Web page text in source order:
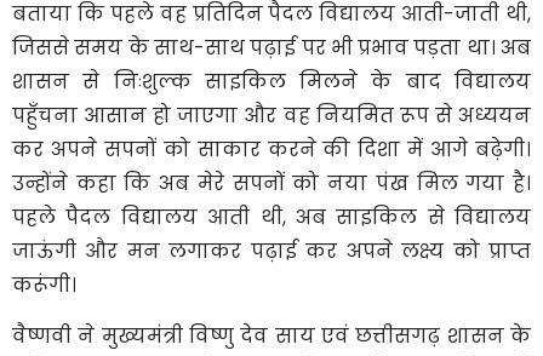
बताया कि पहले वह प्रतिदिन पैदल विद्यालय आती-जाती थी,
जिससे समय के साथ-साथ पढ़ाई पर भी प्रभाव पड़ता था। अब
शासन से निःशुल्क साइकिल मिलने के बाद विद्यालय
पहुँचना आसान हो जाएगा और वह नियमित रूप से अध्ययन
कर अपने सपनों को साकार करने की दिशा में आगे बढ़ेगी।
उन्होंने कहा कि अब मेरे सपनों को नया पंख मिल गया है।
पहले पैदल विद्यालय आती थी, अब साइकिल से विद्यालय
जाऊंगी और मन लगाकर पढ़ाई कर अपने लक्ष्य को प्राप्त
करूंगी।
वैष्णवी ने मुख्यमंत्री विष्णु देव साय एवं छत्तीसगढ़ शासन के